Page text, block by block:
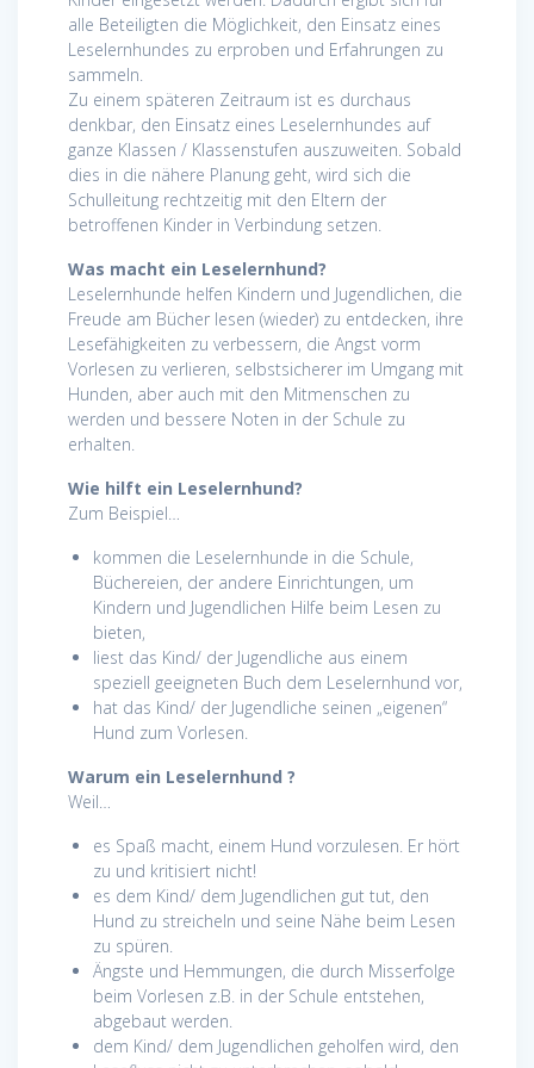
alle Beteiligten die Möglichkeit, den Einsatz eines
Leselernhundes zu erproben und Erfahrungen zu
sammeln.
Zu einem späteren Zeitraum ist es durchaus
denkbar, den Einsatz eines Leselernhundes auf
ganze Klassen / Klassenstufen auszuweiten. Sobald
dies in die nähere Planung geht, wird sich die
Schulleitung rechtzeitig mit den Eltern der
betroffenen Kinder in Verbindung setzen.
Was macht ein Leselernhund?
Leselernhunde helfen Kindern und Jugendlichen, die
Freude am Bücher lesen (wieder) zu entdecken, ihre
Lesefähigkeiten zu verbessern, die Angst vorm
Vorlesen zu verlieren, selbstsicherer im Umgang mit
Hunden, aber auch mit den Mitmenschen zu
werden und bessere Noten in der Schule zu
erhalten.
Wie hilft ein Leselernhund?
Zum Beispiel…
kommen die Leselernhunde in die Schule,
Büchereien, der andere Einrichtungen, um
Kindern und Jugendlichen Hilfe beim Lesen zu
bieten,
liest das Kind/ der Jugendliche aus einem
speziell geeigneten Buch dem Leselernhund vor,
hat das Kind/ der Jugendliche seinen „eigenen“
Hund zum Vorlesen.
Warum ein Leselernhund ?
Weil…
es Spaß macht, einem Hund vorzulesen. Er hört
zu und kritisiert nicht!
es dem Kind/ dem Jugendlichen gut tut, den
Hund zu streicheln und seine Nähe beim Lesen
zu spüren.
Ängste und Hemmungen, die durch Misserfolge
beim Vorlesen z.B. in der Schule entstehen,
abgebaut werden.
dem Kind/ dem Jugendlichen geholfen wird, den